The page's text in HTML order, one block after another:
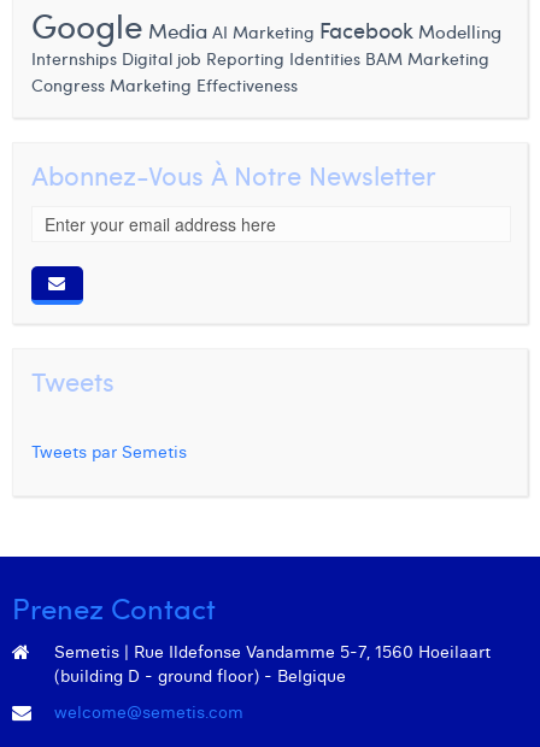
Google Media AI Marketing Facebook Modelling
Internships Digital job Reporting Identities BAM Marketing
Congress Marketing Effectiveness
Abonnez-Vous À Notre Newsletter
Tweets
Tweets par Semetis
Prenez Contact
Semetis | Rue Ildefonse Vandamme 5-7, 1560 Hoeilaart
(building D - ground floor) - Belgique
welcome@semetis.com